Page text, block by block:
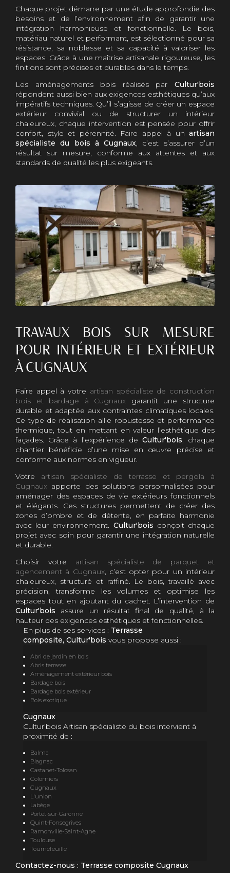
Chaque projet démarre par une étude approfondie des
besoins et de l’environnement afin de garantir une
intégration harmonieuse et fonctionnelle. Le bois,
matériau naturel et performant, est sélectionné pour sa
résistance, sa noblesse et sa capacité à valoriser les
espaces. Grâce à une maîtrise artisanale rigoureuse, les
finitions sont précises et durables dans le temps.
Les aménagements bois réalisés par Cultur'bois
répondent aussi bien aux exigences esthétiques qu’aux
impératifs techniques. Qu’il s’agisse de créer un espace
extérieur convivial ou de structurer un intérieur
chaleureux, chaque intervention est pensée pour offrir
confort, style et pérennité. Faire appel à un artisan
spécialiste du bois à Cugnaux, c’est s’assurer d’un
résultat sur mesure, conforme aux attentes et aux
standards de qualité les plus exigeants.
TRAVAUX BOIS SUR MESURE
POUR INTÉRIEUR ET EXTÉRIEUR
À CUGNAUX
Faire appel à votre artisan spécialiste de construction
bois et bardage à Cugnaux garantit une structure
durable et adaptée aux contraintes climatiques locales.
Ce type de réalisation allie robustesse et performance
thermique, tout en mettant en valeur l’esthétique des
façades. Grâce à l’expérience de Cultur'bois, chaque
chantier bénéficie d’une mise en œuvre précise et
conforme aux normes en vigueur.
Votre artisan spécialiste de terrasse et pergola à
Cugnaux apporte des solutions personnalisées pour
aménager des espaces de vie extérieurs fonctionnels
et élégants. Ces structures permettent de créer des
zones d’ombre et de détente, en parfaite harmonie
avec leur environnement. Cultur'bois conçoit chaque
projet avec soin pour garantir une intégration naturelle
et durable.
Choisir votre artisan spécialiste de parquet et
agencement à Cugnaux, c’est opter pour un intérieur
chaleureux, structuré et raffiné. Le bois, travaillé avec
précision, transforme les volumes et optimise les
espaces tout en ajoutant du cachet. L’intervention de
Cultur'bois assure un résultat final de qualité, à la
hauteur des exigences esthétiques et fonctionnelles.
En plus de ses services : Terrasse
composite, Cultur'bois vous propose aussi :
Abri de jardin en bois
Abris terrasse
Aménagement extérieur bois
Bardage bois
Bardage bois extérieur
Bois exotique
Cugnaux
Cultur'bois Artisan spécialiste du bois intervient à
proximité de :
Balma
Blagnac
Castanet-Tolosan
Colomiers
Cugnaux
L'union
Labège
Portet-sur-Garonne
Quint-Fonsegrives
Ramonville-Saint-Agne
Toulouse
Tournefeuille
Contactez-nous : Terrasse composite Cugnaux